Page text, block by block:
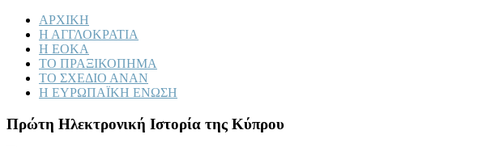
ΑΡΧΙΚΗ
Η ΑΓΓΛΟΚΡΑΤΙΑ
Η ΕΟΚΑ
ΤΟ ΠΡΑΞΙΚΟΠΗΜΑ
ΤΟ ΣΧΕΔΙΟ ΑΝΑΝ
Η ΕΥΡΩΠΑΪΚΗ ΕΝΩΣΗ
Πρώτη Ηλεκτρονική Ιστορία της Κύπρου